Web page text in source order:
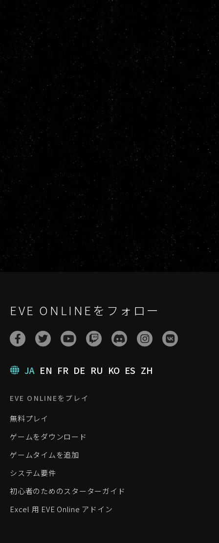
EVE ONLINEをフォロー
JA EN FR DE RU KO ES ZH
EVE ONLINEをプレイ
無料プレイ
ゲームをダウンロード
ゲームタイムを追加
システム要件
初心者のためのスターターガイド
Excel 用 EVE Online アドイン